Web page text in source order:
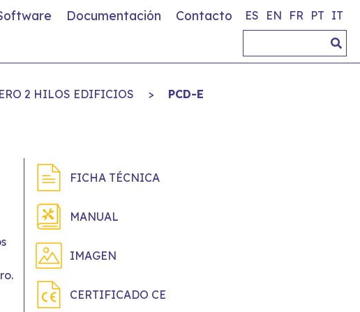
Documentación Contacto ES EN FR PT IT
2 HILOS EDIFICIOS > PCD-E
FICHA TÉCNICA
MANUAL
IMAGEN
CERTIFICADO CE